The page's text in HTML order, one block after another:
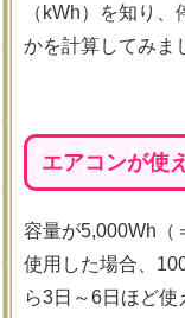
（kWh）を知り
かを計算してみま
エアコンが使
容量が5,000Wh（
使用した場合、
ら3日～6日ほど